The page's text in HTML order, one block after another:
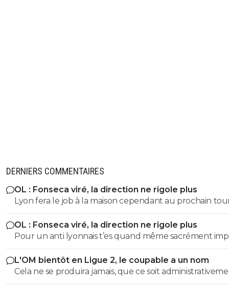
DERNIERS COMMENTAIRES
OL : Fonseca viré, la direction ne rigole plus
Lyon fera le job à la maison cependant au prochain
faudra augmenter le niveau de jeu.
OL : Fonseca viré, la direction ne rigole plus
Pour un anti lyonnais t’es quand même sacrément
L'OM bientôt en Ligue 2, le coupable a un nom
Cela ne se produira jamais, que ce soit
sportivement. Pour la bonne raison que tout comme